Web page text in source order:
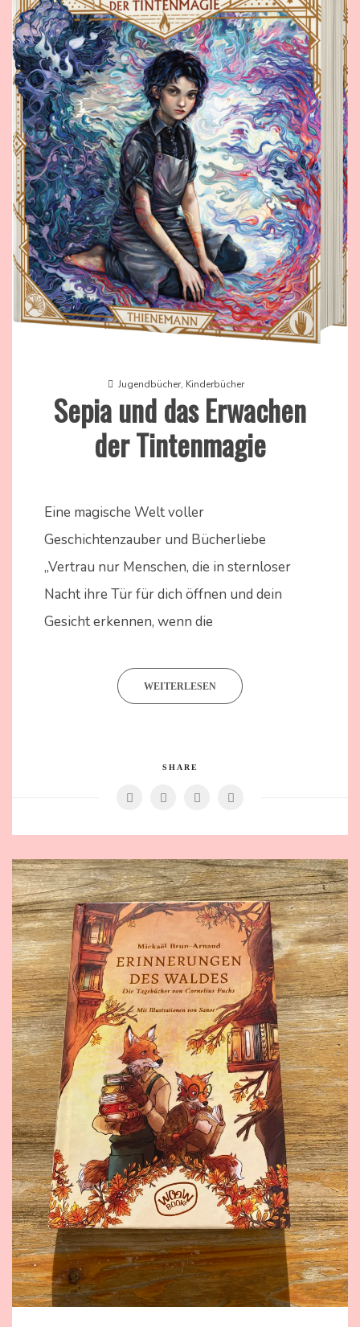
Jugendbücher, Kinderbücher
Sepia und das Erwachen
der Tintenmagie
April
2024
Kammer
Eine magische Welt voller
Geschichtenzauber und Bücherliebe
„Vertrau nur Menschen, die in sternloser
Nacht ihre Tür für dich öffnen und dein
Gesicht erkennen, wenn die
WEITERLESEN
SHARE